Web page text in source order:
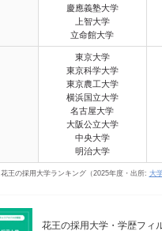
慶應義塾大学
上智大学
立命館大学
東京大学
東京科学大学
東京農工大学
横浜国立大学
名古屋大学
大阪公立大学
中央大学
明治大学
花王の採用大学ランキング（2025年度・出所: 大
花王の採用大学・学歴フィ